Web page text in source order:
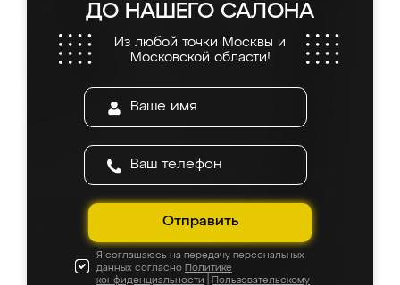
ДО НАШЕГО САЛОНА
Из любой точки Москвы и
Московской области!
Отправить
Я соглашаюсь на передачу персональных
данных согласно Политике
конфиденциальности
Пользовательскому